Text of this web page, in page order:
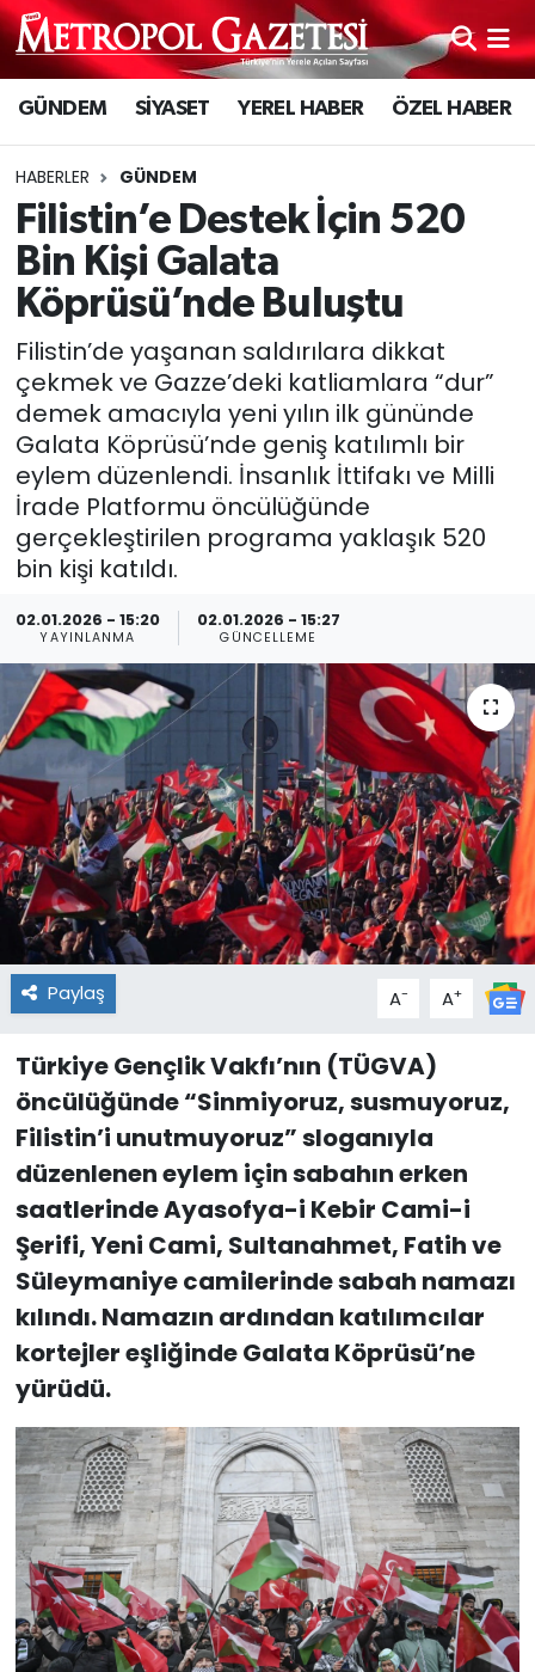
GÜNDEM SİYASET YEREL HABER ÖZEL HABER
HABERLER GÜNDEM
Filistin’e Destek İçin 520
Bin Kişi Galata
Köprüsü’nde Buluştu
Filistin’de yaşanan saldırılara dikkat
çekmek ve Gazze’deki katliamlara “dur”
demek amacıyla yeni yılın ilk gününde
Galata Köprüsü’nde geniş katılımlı bir
eylem düzenlendi. İnsanlık İttifakı ve Milli
İrade Platformu öncülüğünde
gerçekleştirilen programa yaklaşık 520
bin kişi katıldı.
02.01.2026 - 15:20
YAYINLANMA
02.01.2026 - 15:27
GÜNCELLEME
Paylaş A- A+
Türkiye Gençlik Vakfı’nın (TÜGVA)
öncülüğünde “Sinmiyoruz, susmuyoruz,
Filistin’i unutmuyoruz” sloganıyla
düzenlenen eylem için sabahın erken
saatlerinde Ayasofya-i Kebir Cami-i
Şerifi, Yeni Cami, Sultanahmet, Fatih ve
Süleymaniye camilerinde sabah namazı
kılındı. Namazın ardından katılımcılar
kortejler eşliğinde Galata Köprüsü’ne
yürüdü.
Hava Durumu
Trafik Durumu
Süper Lig Puan Durumu ve Fikstür
Tüm Manşetler
Son Dakika Haberleri
Haber Arşivi